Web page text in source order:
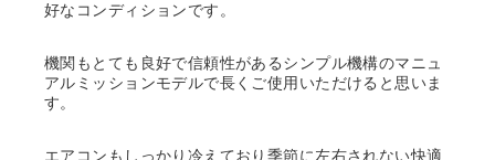
好なコンディションです。
機関もとても良好で信頼性があるシンプル機構のマニュ
アルミッションモデルで長くご使用いただけると思いま
す。
エアコンもしっかり冷えており季節に左右されない快適